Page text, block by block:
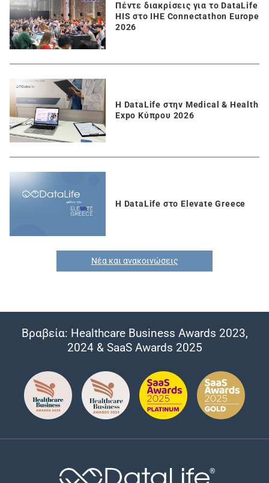
Πέντε διακρίσεις για το DataLife
HIS στο IHE Connectathon Europe
2026
Η DataLife στην Medical & Health
Expo Κύπρου 2026
Η DataLife στο Elevate Greece
Νέα και ανακοινώσεις
Βραβεία: Healthcare Business Awards 2023,
2024 & SaaS Awards 2025
®